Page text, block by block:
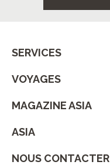
SERVICES
VOYAGES
MAGAZINE ASIA
ASIA
NOUS CONTACTER